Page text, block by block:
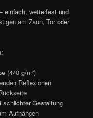
einfach, wetterfest und
am Zaun, Tor oder
(440 g/m²)
Reflexionen
schlichter Gestaltung
Aufhängen